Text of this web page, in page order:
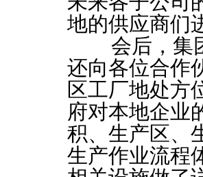
地的供应商们
会后，集团
还向各位合作
区工厂地处方
府对本地企业
积、生产区、
生产作业流程